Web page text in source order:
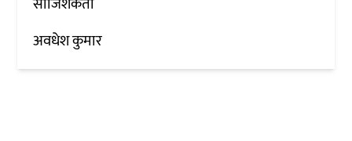
अवधेश कुमार